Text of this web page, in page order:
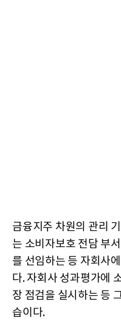
금융지주 차원의 관리
는 소비자보호 전담 부
를 선임하는 등 자회사
다. 자회사 성과평가에
장 점검을 실시하는 등
습이다.